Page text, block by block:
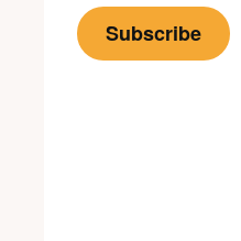
Subscribe